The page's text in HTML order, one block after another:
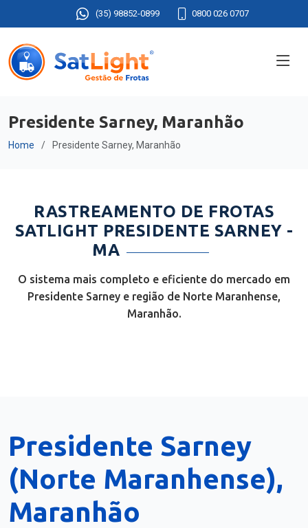
(35) 98852-0899 0800 026 0707
Presidente Sarney, Maranhão
Home Presidente Sarney, Maranhão
RASTREAMENTO DE FROTAS
SATLIGHT PRESIDENTE SARNEY -
MA
O sistema mais completo e eficiente do mercado em
Presidente Sarney e região de Norte Maranhense,
Maranhão.
Presidente Sarney
(Norte Maranhense),
Maranhão